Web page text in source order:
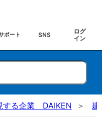
ポート SNS
ログ
イン
する企業 DAIKEN 建